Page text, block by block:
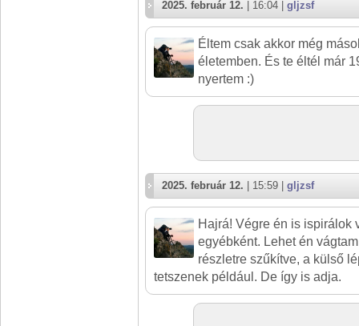
2025. február 12. | 16:04 | gljzsf
Éltem csak akkor még
életemben. És te éltél már
nyertem :)
2025. február 12. | 15:59 | gljzsf
Hajrá! Végre én is ispirálok
egyébként. Lehet én
részletre szűkítve, a külső
tetszenek például. De így is adja.